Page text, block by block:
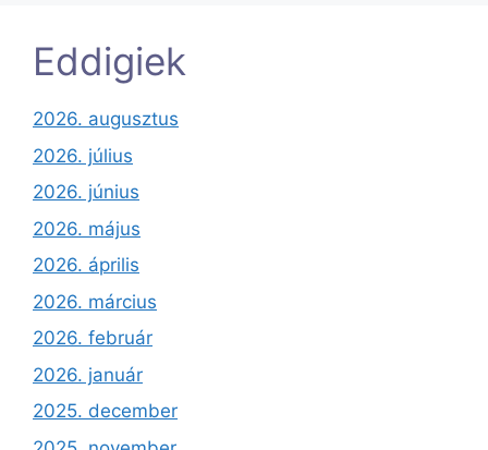
Eddigiek
2026. augusztus
2026. július
2026. június
2026. május
2026. április
2026. március
2026. február
2026. január
2025. december